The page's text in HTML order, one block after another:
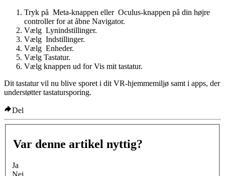
Tryk på Meta-knappen eller Oculus-knappen på din højre
controller for at åbne Navigator.
Vælg Lynindstillinger.
Vælg Indstillinger.
Vælg Enheder.
Vælg Tastatur.
Vælg knappen ud forVis mit tastatur.
Dit tastatur vil nu blive sporet i dit VR-hjemmemiljø samt i apps, der
understøtter tastatursporing.
Del
Var denne artikel nyttig?
Ja
Nej